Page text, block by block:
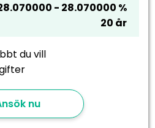
- 28.070000 %
20 år
du vill
nu